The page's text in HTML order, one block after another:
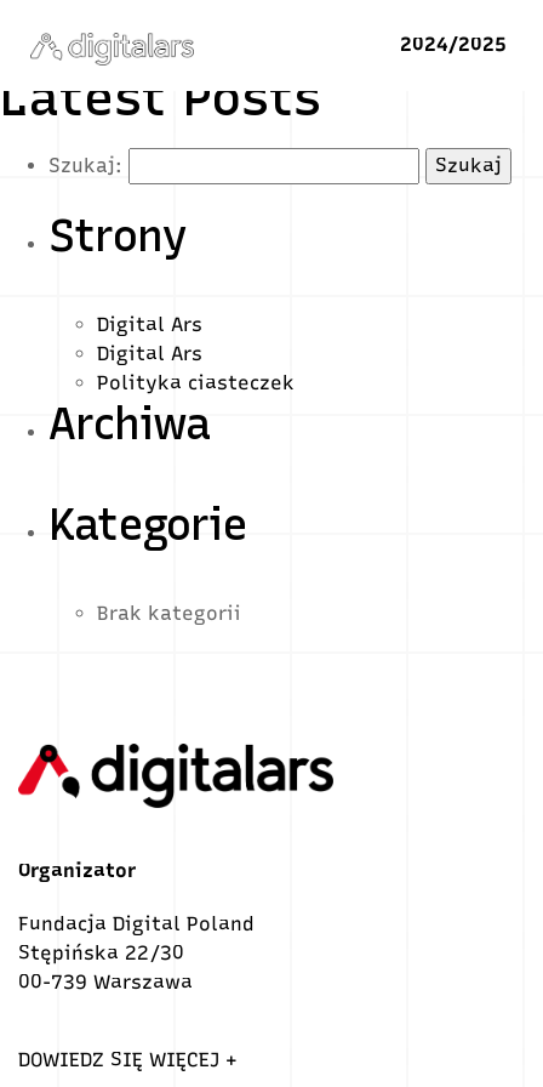
2024/2025
Latest Posts
Szukaj:
Strony
Digital Ars
Digital Ars
Polityka ciasteczek
Archiwa
Kategorie
Brak kategorii
Organizator
Fundacja Digital Poland
Stępińska 22/30
00-739 Warszawa
DOWIEDZ SIĘ WIĘCEJ +